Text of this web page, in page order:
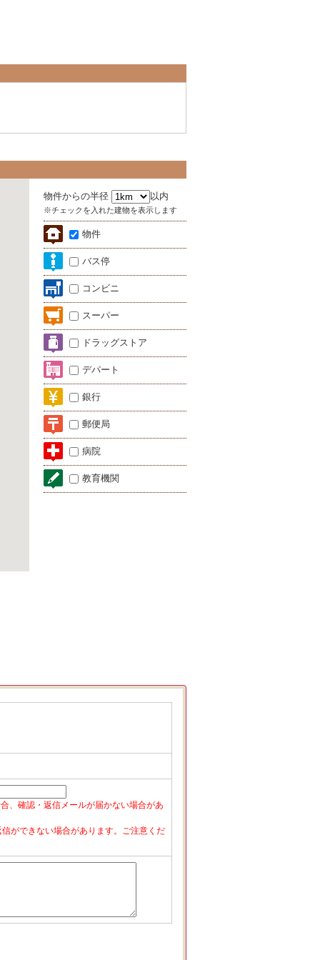
物件からの半径 以内
※チェックを入れた建物を表示します
物件
バス停
コンビニ
スーパー
ドラッグストア
デパート
銀行
郵便局
病院
教育機関